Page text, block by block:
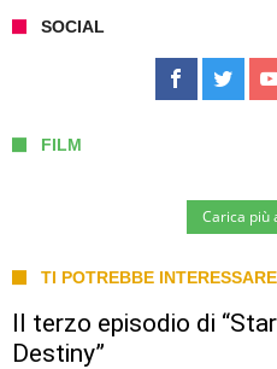
SOCIAL
FILM
Carica più
TI POTREBBE
Il terzo episodio di
Destiny”